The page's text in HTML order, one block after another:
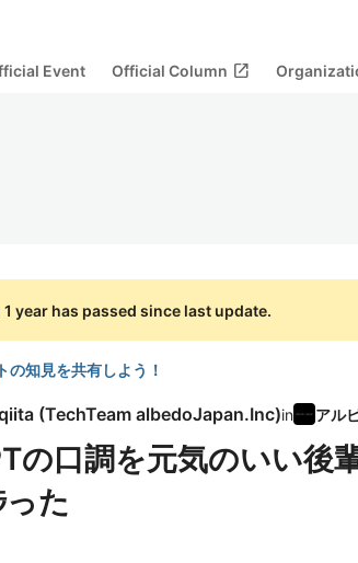
Event Official Column open_in_new
year has passed since last update.
の知見を共有しよう！
(TechTeam albedoJapan.Inc)in
の口調を元気のいい後
た